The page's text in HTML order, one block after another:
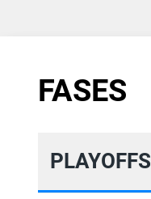
FASES
PLAYOFFS